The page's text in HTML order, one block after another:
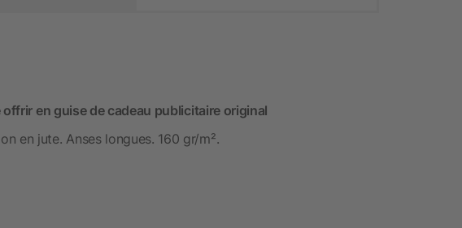
en guise de cadeau publicitaire original
en jute. Anses longues. 160 gr/m².